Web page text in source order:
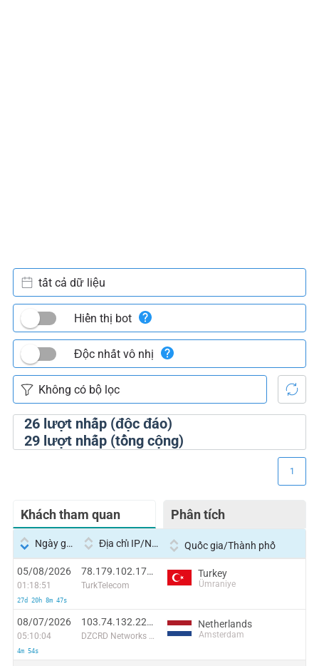
26lượt nhấp (độc đáo)
29lượt nhấp (tổng cộng)
tất cả dữ liệu
Hiển thị bot
Độc nhất vô nhị
Khách tham quan Phân tích
1
Ngày giờ Địa chỉ IP/Nhà cung cấp dịch vụ Quốc gia/Thành phố
05/08/2026
01:18:51
27d 20h 8m 47s
78.179.102.178:58608
TurkTelecom
Turkey
Ümraniye
08/07/2026
05:10:04
4m 54s
103.74.132.228:13720
DZCRD Networks Ltd
Netherlands
Amsterdam